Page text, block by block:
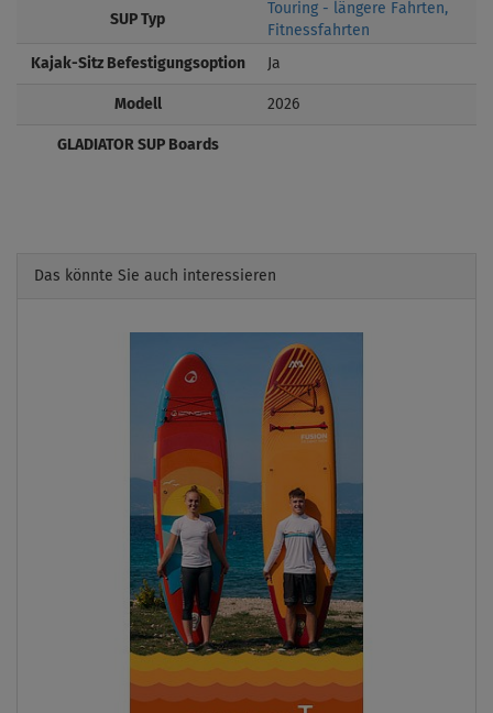
SUP Typ
Touring - längere Fahrten,
Fitnessfahrten
Kajak-Sitz Befestigungsoption Ja
Modell 2026
GLADIATOR SUP Boards
Das könnte Sie auch interessieren